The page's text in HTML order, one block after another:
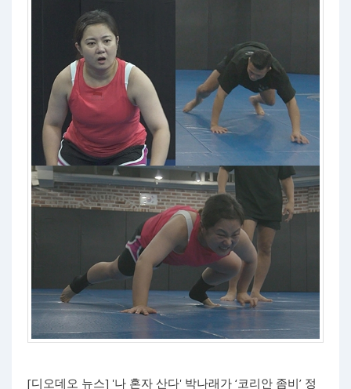
[디오데오 뉴스] '나 혼자 산다' 박나래가 ‘코리안 좀비’ 정